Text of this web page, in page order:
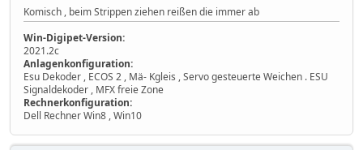
Komisch , beim Strippen ziehen reißen die immer ab
Win-Digipet-Version:
2021.2c
Anlagenkonfiguration:
Esu Dekoder , ECOS 2 , Mä- Kgleis , Servo gesteuerte Weichen . ESU
Signaldekoder , MFX freie Zone
Rechnerkonfiguration:
Dell Rechner Win8 , Win10